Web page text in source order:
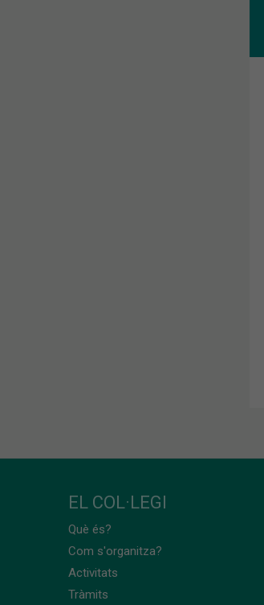
EL COL·LEGI
Què és?
Com s'organitza?
Activitats
Tràmits